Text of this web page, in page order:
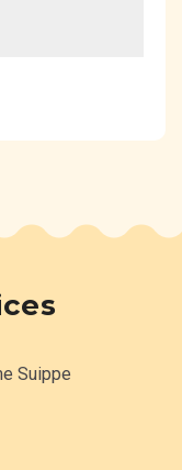
Suippe